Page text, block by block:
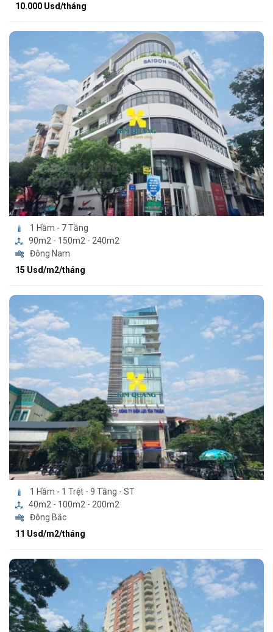
10.000 Usd/tháng
1 Hầm - 7 Tầng
90m2 - 150m2 - 240m2
Đông Nam
15 Usd/m2/tháng
1 Hầm - 1 Trệt - 9 Tầng - ST
40m2 - 100m2 - 200m2
Đông Bắc
11 Usd/m2/tháng